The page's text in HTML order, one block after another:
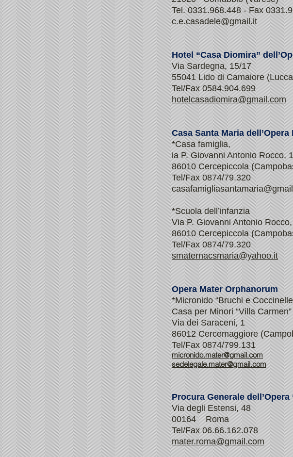
Tel. 0331.968.448 - Fax
c.e.casadele@gmail.it
Hotel “Casa Diomira”
Via Sardegna, 15/17
55041 Lido di Camaiore
Tel/Fax 0584.904.699
hotelcasadiomira@gmail.com
Casa Santa Maria
*Casa famiglia,
ia P. Giovanni Antonio Rocco,
86010 Cercepiccola
Tel/Fax 0874/79.320
*Scuola dell’infanzia
Via P. Giovanni Antonio
86010 Cercepiccola
Tel/Fax 0874/79.320
smaternacsmaria@yahoo.it
Opera Mater Orphanorum
*Micronido “Bruchi e
Casa per Minori “Villa Carmen”
Via dei Saraceni, 1
86012 Cercemaggiore
Tel/Fax 0874/799.131
micronido.mater@gmail.com
sedelegale.mater@gmail.com
Procura Generale
Via degli Estensi, 48
00164 Roma
Tel/Fax 06.66.162.078
mater.roma@gmail.com